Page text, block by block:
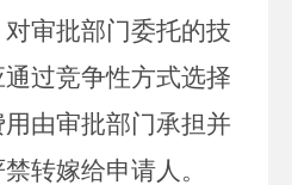
审批部门委托的技
过竞争性方式选择
由审批部门承担并
转嫁给申请人。